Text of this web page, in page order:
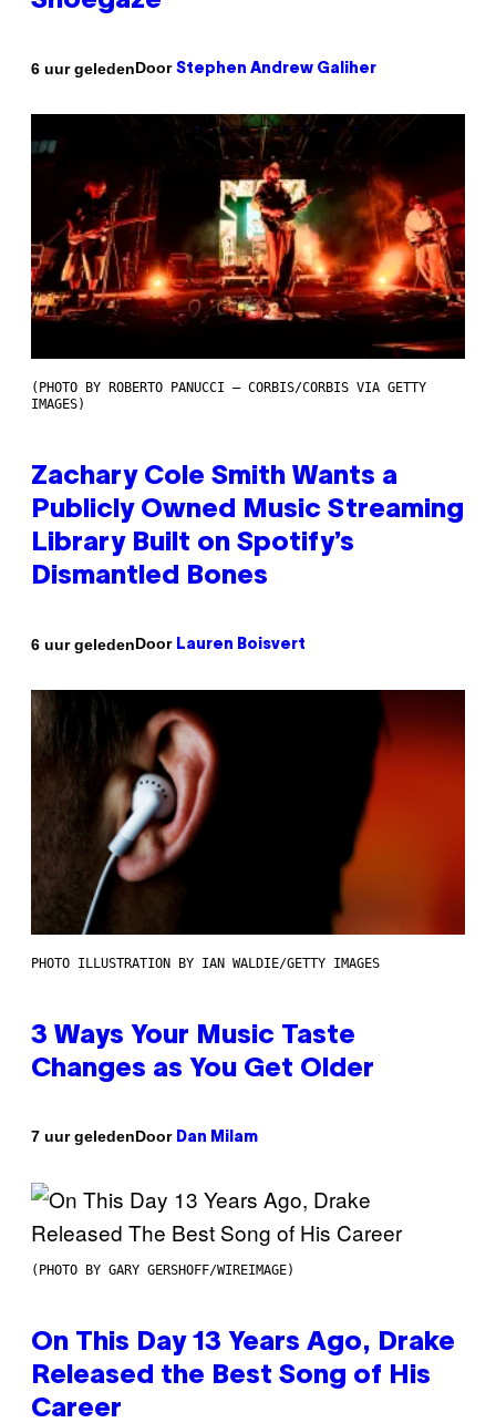
6 uur geledenDoor Stephen Andrew Galiher
(PHOTO BY ROBERTO PANUCCI – CORBIS/CORBIS VIA GETTY
IMAGES)
Zachary Cole Smith Wants a
Publicly Owned Music Streaming
Library Built on Spotify’s
Dismantled Bones
6 uur geledenDoor Lauren Boisvert
PHOTO ILLUSTRATION BY IAN WALDIE/GETTY IMAGES
3 Ways Your Music Taste
Changes as You Get Older
7 uur geledenDoor Dan Milam
(PHOTO BY GARY GERSHOFF/WIREIMAGE)
On This Day 13 Years Ago, Drake
Released the Best Song of His
Career